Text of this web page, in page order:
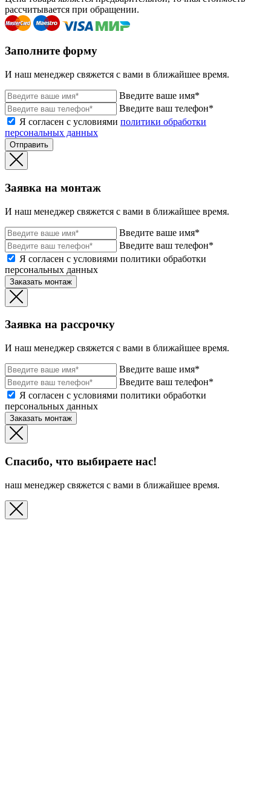
рассчитывается при обращении.
Заполните форму
И наш менеджер свяжется с вами в ближайшее время.
Введите ваше имя*
Введите ваш телефон*
Я согласен с условиями политики обработки
персональных данных
Отправить
Заявка на монтаж
И наш менеджер свяжется с вами в ближайшее время.
Введите ваше имя*
Введите ваш телефон*
Я согласен с условиями политики обработки
персональных данных
Заказать монтаж
Заявка на рассрочку
И наш менеджер свяжется с вами в ближайшее время.
Введите ваше имя*
Введите ваш телефон*
Я согласен с условиями политики обработки
персональных данных
Заказать монтаж
Спасибо, что выбираете нас!
наш менеджер свяжется с вами в ближайшее время.